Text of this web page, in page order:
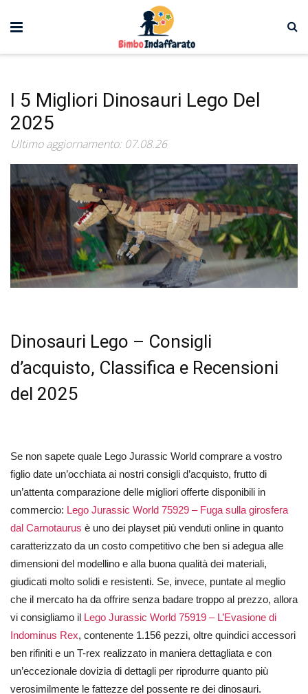
I 5 Migliori Dinosauri Lego Del
2025
Ultimo aggiornamento: 07.08.26
Dinosauri Lego – Consigli
d’acquisto, Classifica e Recensioni
del 2025
Se non sapete quale Lego Jurassic World comprare a vostro
figlio date un’occhiata ai nostri consigli d’acquisto, frutto di
un’attenta comparazione delle migliori offerte disponibili in
commercio: Lego Jurassic World 75929 – Fuga sulla girosfera
dal Carnotaurus è uno dei playset più venduti online in quanto
caratterizzato da un costo competitivo che ben si adegua alle
dimensioni del modellino e alla buona qualità dei materiali,
giudicati molto solidi e resistenti. Se, invece, puntate al meglio
che il mercato ha da offrire senza badare troppo al prezzo, allora
vi consigliamo il Lego Jurassic World 75919 – L’Evasione di
Indominus Rex, contenente 1.156 pezzi, oltre quindici accessori
ben rifiniti e un T-rex realizzato in maniera dettagliata e con
un’eccezionale dovizia di dettagli per riprodurre quanto più
verosimilmente le fattezze del possente re dei dinosauri.